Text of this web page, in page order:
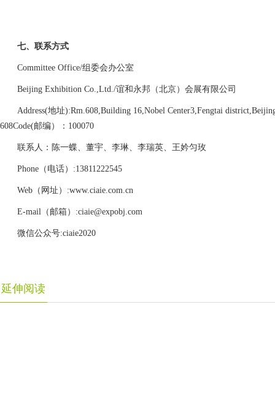
七、联系方式
Committee Office/组委会办公室
Beijing Exhibition Co.,Ltd./谊和永邦（北京）会展有限公司
Address(地址):Rm.608,Building 16,Nobel Center3,Fengtai
608Code(邮编）：100070
联系人：陈一蝶、董宇、李琳、李瑞英、王妗匀玫
Phone（电话）:13811222545
Web（网址）:www.ciaie.com.cn
E-mail（邮箱）:ciaie@expobj.com
微信公众号:ciaie2020
延伸阅读